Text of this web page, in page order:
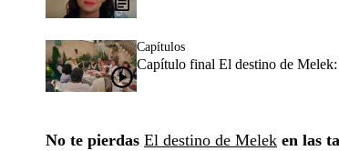
Capítulos
Capítulo final El destino de
No te pierdas El destino de Melek en las